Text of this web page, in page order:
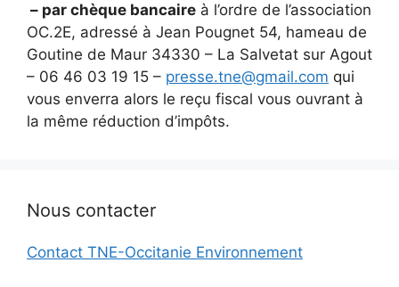
– par chèque bancaire à l’ordre de l’association
OC.2E, adressé à Jean Pougnet 54, hameau de
Goutine de Maur 34330 – La Salvetat sur Agout
– 06 46 03 19 15 – presse.tne@gmail.com qui
vous enverra alors le reçu fiscal vous ouvrant à
la même réduction d’impôts.
Nous contacter
Contact TNE-Occitanie Environnement